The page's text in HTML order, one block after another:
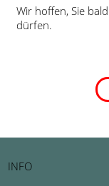
Wir hoffen, Sie
dürfen.
INFO